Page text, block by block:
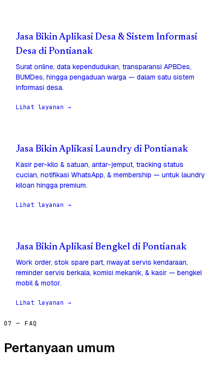
Jasa Bikin Aplikasi Desa & Sistem Informasi
Desa di Pontianak
Surat online, data kependudukan, transparansi APBDes,
BUMDes, hingga pengaduan warga — dalam satu sistem
informasi desa.
Lihat layanan →
Jasa Bikin Aplikasi Laundry di Pontianak
Kasir per-kilo & satuan, antar-jemput, tracking status
cucian, notifikasi WhatsApp, & membership — untuk laundry
kiloan hingga premium.
Lihat layanan →
Jasa Bikin Aplikasi Bengkel di Pontianak
Work order, stok spare part, riwayat servis kendaraan,
reminder servis berkala, komisi mekanik, & kasir — bengkel
mobil & motor.
Lihat layanan →
07 — FAQ
Pertanyaan umum